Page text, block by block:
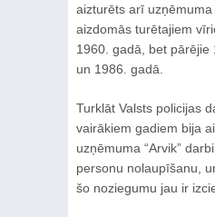
aizturēts arī
aizdomās turētajiem
1960. gadā, bet pārējie
un 1986. gadā.
Turklāt Valsts policijas
vairākiem gadiem bija
uzņēmuma “Arvik”
personu nolaupīšanu,
šo noziegumu jau ir